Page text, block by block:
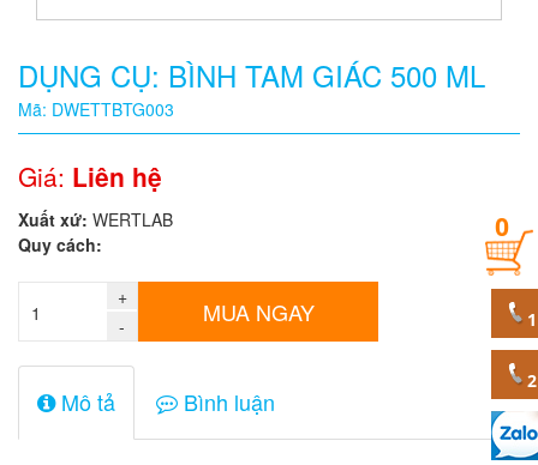
Quy
Giá:
đ
phẩm
0
DỤNG CỤ: BÌNH TAM GIÁC 500 ML
Mã: DWETTBTG003
Giá: Liên hệ
Xuất xứ: WERTLAB
Quy cách:
+
-
MUA NGAY
Mô tả Bình luận